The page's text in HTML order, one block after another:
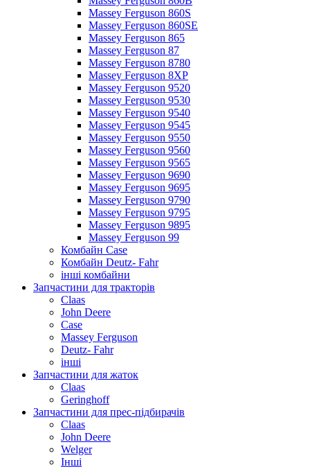
Massey Ferguson 860S
Massey Ferguson 860SE
Massey Ferguson 865
Massey Ferguson 87
Massey Ferguson 8780
Massey Ferguson 8XP
Massey Ferguson 9520
Massey Ferguson 9530
Massey Ferguson 9540
Massey Ferguson 9545
Massey Ferguson 9550
Massey Ferguson 9560
Massey Ferguson 9565
Massey Ferguson 9690
Massey Ferguson 9695
Massey Ferguson 9790
Massey Ferguson 9795
Massey Ferguson 9895
Massey Ferguson 99
Комбайн Case
Комбайн Deutz- Fahr
інші комбайни
Запчастини для тракторів
Claas
John Deere
Case
Massey Ferguson
Deutz- Fahr
інші
Запчастини для жаток
Claas
Geringhoff
Запчастини для прес-підбирачів
Claas
John Deere
Welger
Інші